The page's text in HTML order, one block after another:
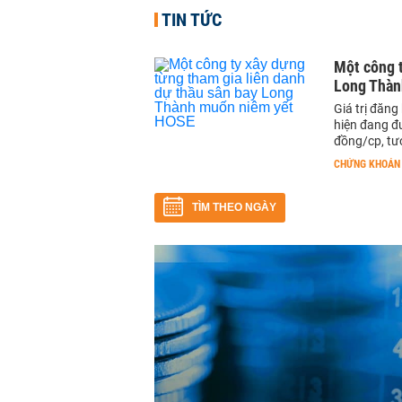
TIN TỨC
Một công
Long
Giá trị đăng
hiện đang
đồng/cp,
CHỨNG KHOÁN
TÌM THEO NGÀY